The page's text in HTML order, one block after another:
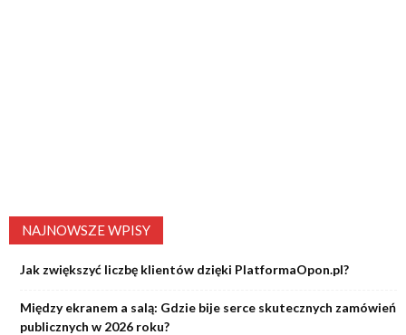
NAJNOWSZE WPISY
Jak zwiększyć liczbę klientów dzięki PlatformaOpon.pl?
Między ekranem a salą: Gdzie bije serce skutecznych zamówień
publicznych w 2026 roku?